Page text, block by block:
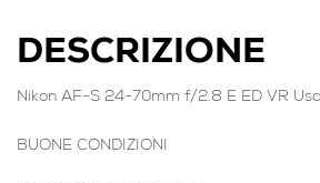
DESCRIZIONE
Nikon AF-S 24-70mm f/2.8 E ED VR
BUONE CONDIZIONI